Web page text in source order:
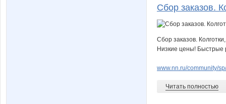
Сбор заказов.
Сбор заказов.
Низкие цены! Быстрые
www.nn.ru/community/
Читать полностью